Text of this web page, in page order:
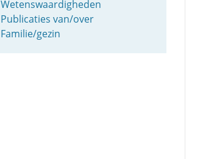
Wetenswaardigheden
Publicaties van/over
Familie/gezin